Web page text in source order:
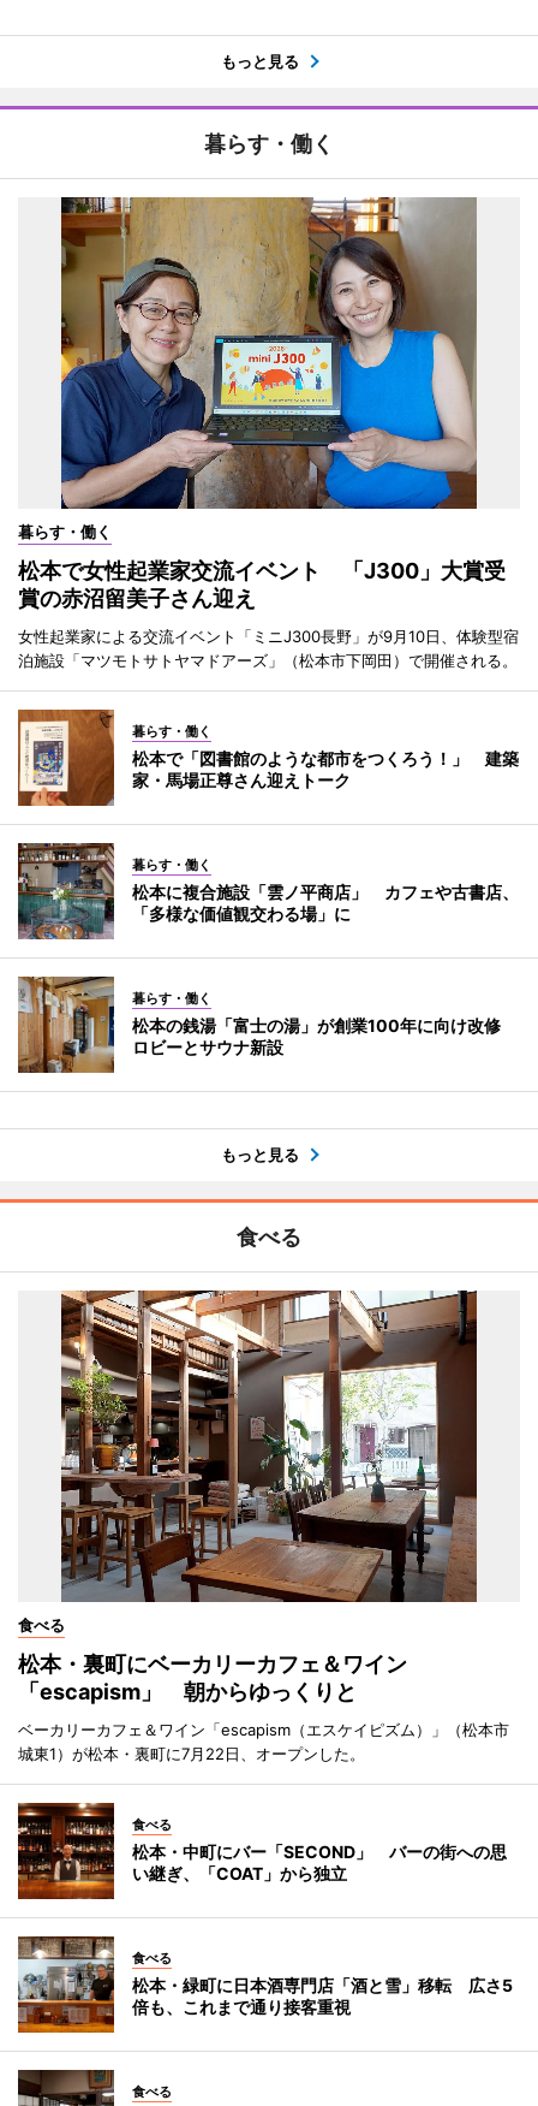
もっと見る
暮らす・働く
暮らす・働く
松本で女性起業家交流イベント 「J300」大賞受
賞の赤沼留美子さん迎え
女性起業家による交流イベント「ミニJ300長野」が9月10日、体験型宿
泊施設「マツモトサトヤマドアーズ」（松本市下岡田）で開催される。
暮らす・働く
松本で「図書館のような都市をつくろう！」 建築
家・馬場正尊さん迎えトーク
暮らす・働く
松本に複合施設「雲ノ平商店」 カフェや古書店、
「多様な価値観交わる場」に
暮らす・働く
松本の銭湯「富士の湯」が創業100年に向け改修
ロビーとサウナ新設
もっと見る
食べる
食べる
松本・裏町にベーカリーカフェ＆ワイン
「escapism」 朝からゆっくりと
ベーカリーカフェ＆ワイン「escapism（エスケイピズム）」（松本市
城東1）が松本・裏町に7月22日、オープンした。
食べる
松本・中町にバー「SECOND」 バーの街への思
い継ぎ、「COAT」から独立
食べる
松本・緑町に日本酒専門店「酒と雪」移転 広さ5
倍も、これまで通り接客重視
食べる